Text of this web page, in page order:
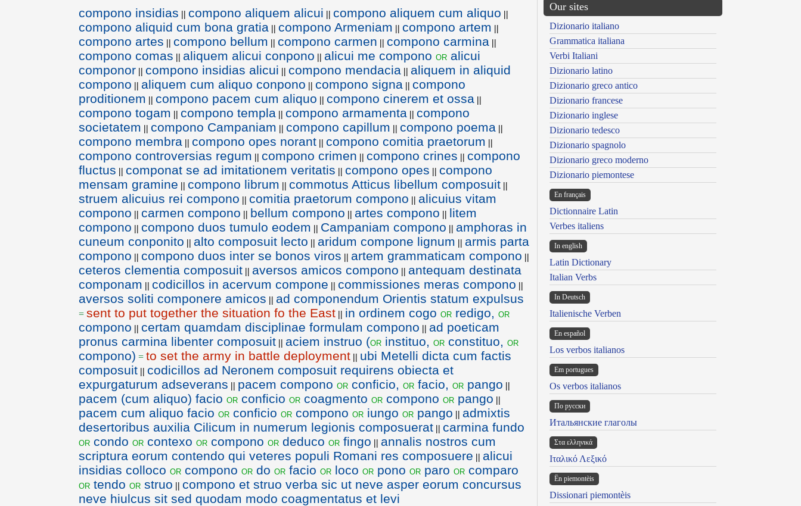
compono insidias || compono aliquem alicui || compono aliquem cum aliquo ||
compono aliquid cum bona gratia || compono Armeniam || compono artem ||
compono artes || compono bellum || compono carmen || compono carmina ||
compono comas || aliquem alicui conpono || alicui me compono or alicui
componor || compono insidias alicui || compono mendacia || aliquem in aliquid
compono || aliquem cum aliquo conpono || compono signa || compono
proditionem || compono pacem cum aliquo || compono cinerem et ossa ||
compono togam || compono templa || compono armamenta || compono
societatem || compono Campaniam || compono capillum || compono poema ||
compono membra || compono opes norant || compono comitia praetorum ||
compono controversias regum || compono crimen || compono crines || compono
fluctus || componat se ad imitationem veritatis || compono opes || compono
mensam gramine || compono librum || commotus Atticus libellum composuit ||
struem alicuius rei compono || comitia praetorum compono || alicuius vitam
compono || carmen compono || bellum compono || artes compono || litem
compono || compono duos tumulo eodem || Campaniam compono || amphoras in
cuneum conponito || alto composuit lecto || aridum compone lignum || armis parta
compono || compono duos inter se bonos viros || artem grammaticam compono ||
ceteros clementia composuit || aversos amicos compono || antequam destinata
componam || codicillos in acervum compone || commissiones meras compono ||
aversos soliti componere amicos || ad componendum Orientis statum expulsus
= sent to put together the situation fo the East || in ordinem cogo or redigo, or
compono || certam quamdam disciplinae formulam compono || ad poeticam
pronus carmina libenter composuit || aciem instruo (or instituo, or constituo, or
compono) = to set the army in battle deployment || ubi Metelli dicta cum factis
composuit || codicillos ad Neronem composuit requirens obiecta et
expurgaturum adseverans || pacem compono or conficio, or facio, or pango ||
pacem (cum aliquo) facio or conficio or coagmento or compono or pango ||
pacem cum aliquo facio or conficio or compono or iungo or pango || admixtis
desertoribus auxilia Cilicum in numerum legionis composuerat || carmina fundo
or condo or contexo or compono or deduco or fingo || annalis nostros cum
scriptura eorum contendo qui veteres populi Romani res composuere || alicui
insidias colloco or compono or do or facio or loco or pono or paro or comparo
or tendo or struo || compono et struo verba sic ut neve asper eorum concursus
neve hiulcus sit sed quodam modo coagmentatus et levi
Our sites
Dizionario italiano
Grammatica italiana
Verbi Italiani
Dizionario latino
Dizionario greco antico
Dizionario francese
Dizionario inglese
Dizionario tedesco
Dizionario spagnolo
Dizionario greco moderno
Dizionario piemontese
En français
Dictionnaire Latin
Verbes italiens
In english
Latin Dictionary
Italian Verbs
In Deutsch
Italienische Verben
En español
Los verbos italianos
Em portugues
Os verbos italianos
По русски
Итальянские глаголы
Στα ελληνικά
Ιταλικό Λεξικό
Ën piemontèis
Dissionari piemontèis